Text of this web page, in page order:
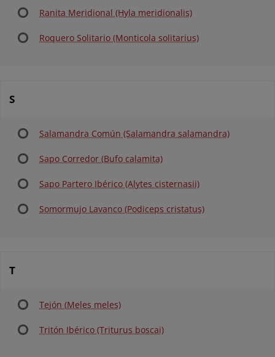
Ranita Meridional (Hyla meridionalis)
Roquero Solitario (Monticola solitarius)
S
Salamandra Común (Salamandra salamandra)
Sapo Corredor (Bufo calamita)
Sapo Partero Ibérico (Alytes cisternasii)
Somormujo Lavanco (Podiceps cristatus)
T
Tejón (Meles meles)
Tritón Ibérico (Triturus boscai)